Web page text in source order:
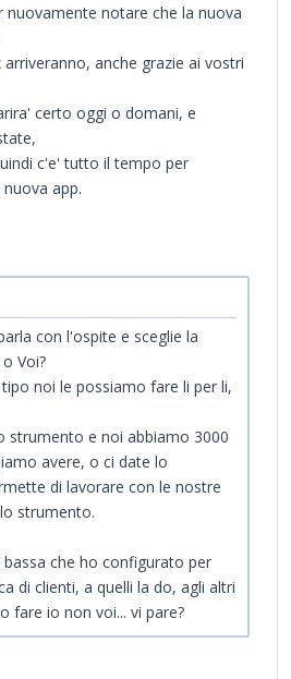
notare che la nuova
anche grazie ai vostri
certo oggi o domani, e
c'e' tutto il tempo per
app.
con l'ospite e sceglie la
Voi?
noi le possiamo fare li per li,
strumento e noi abbiamo 3000
avere, o ci date lo
di lavorare con le nostre
strumento.
che ho configurato per
di clienti, a quelli la do, agli altri
fare io non voi... vi pare?